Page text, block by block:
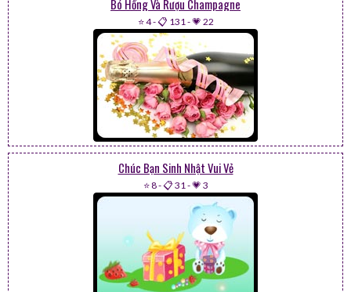
Bó Hồng Và Rượu Champagne
⭐ 4-📋 131-💗 22
Chúc Bạn Sinh Nhật Vui Vẻ
⭐ 8-📋 31-💗 3